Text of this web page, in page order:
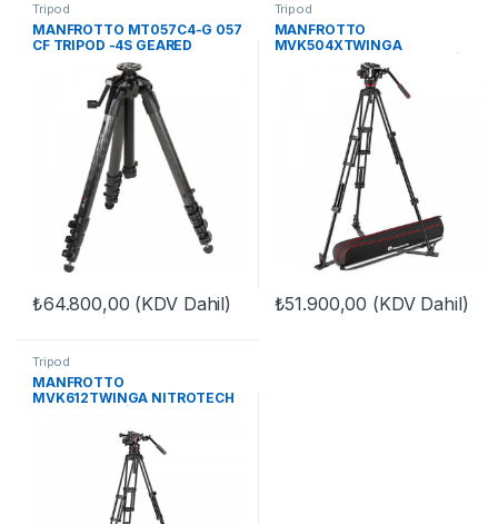
Tripod
MANFROTTO MT057C4-G 057
CF TRIPOD -4S GEARED
₺64.800,00 (KDV Dahil)
Tripod
MANFROTTO
MVK504XTWINGA
NITROTECH 504 & ALU TWİN G
₺51.900,00 (KDV Dahil)
Tripod
MANFROTTO
MVK612TWINGA NITROTECH